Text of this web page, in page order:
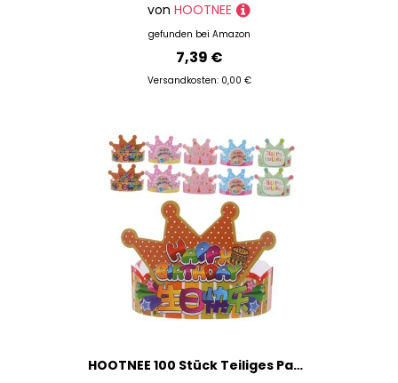
von HOOTNEE
gefunden bei Amazon
7,39 €
Versandkosten: 0,00 €
HOOTNEE 100 Stück Teiliges Papier Kindergeburtstagskronen Bunte Party Haarschmuck Leichte Papierkronen für Geburtstagsfeiern Vielseitige Dekoration für Mädchen und Jungen Geeignet für